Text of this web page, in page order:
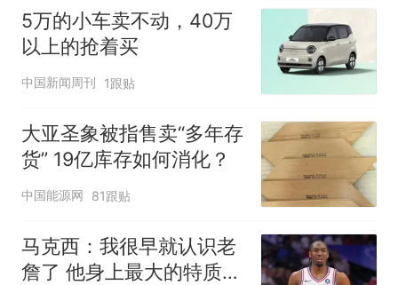
5万的小车卖不动，40万
以上的抢着买
中国新闻周刊 1跟贴
大亚圣象被指售卖“多年存
货” 19亿库存如何消化？
中国能源网 81跟贴
马克西：我很早就认识老
詹了 他身上最大的特质就